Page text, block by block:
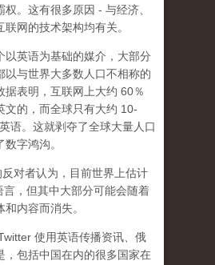
。这有很多原因 - 与经济、
网的技术架构均有关。
以英语为基础的媒介，大部分
以与世界大多数人口不相称的
据表明，互联网上大约 60％
文的，而全球只有大约 10-
语。这就剥夺了全球大量人口
字鸿沟。
反对者认为，目前世界上估计
，但其中大部分可能会随着
内容而消失。
使用英语传播资讯、俄
，包括中国在内的很多国家在